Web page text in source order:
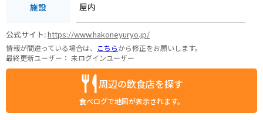
施設 屋内
公式サイト:https://www.hakoneyuryo.jp/
情報が間違っている場合は、 こちらから修正をお願いします。
最終更新ユーザー： 未ログインユーザー
周辺の飲食店を探す
食べログで地図が表示されます。